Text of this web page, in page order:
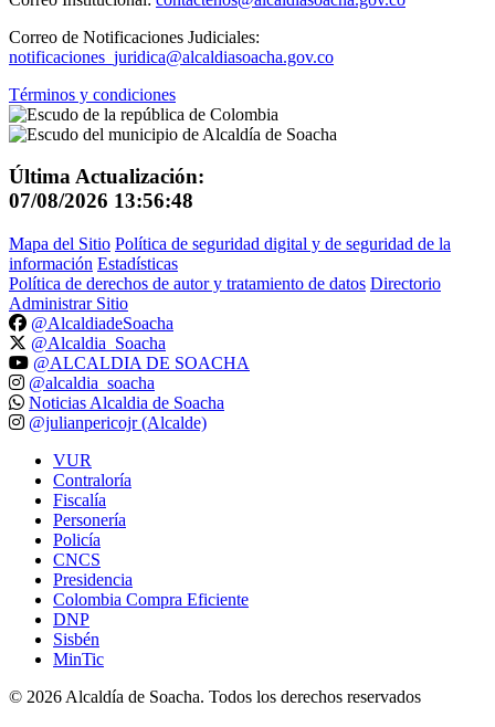
Correo de Notificaciones Judiciales:
notificaciones_juridica@alcaldiasoacha.gov.co
Términos y condiciones
Última Actualización:
07/08/2026 13:56:48
Mapa del Sitio Política de seguridad digital y de seguridad de la
información Estadísticas
Política de derechos de autor y tratamiento de datos Directorio
Administrar Sitio
@AlcaldiadeSoacha
@Alcaldia_Soacha
@ALCALDIA DE SOACHA
@alcaldia_soacha
Noticias Alcaldia de Soacha
@julianpericojr (Alcalde)
VUR
Contraloría
Fiscalía
Personería
Policía
CNCS
Presidencia
Colombia Compra Eficiente
DNP
Sisbén
MinTic
© 2026 Alcaldía de Soacha. Todos los derechos reservados